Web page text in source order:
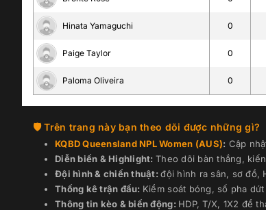
Hinata Yamaguchi 0
Paige Taylor 0
Paloma Oliveira 0
Trên trang này bạn theo dõi được những gì?
KQBDQueensland NPL Women (AUS): Cập
Diễn biến & Highlight: Theo dõi bàn thắng,
Đội hình & chiến thuật:đội hình ra sân, sơ đồ,
Thống kê trận đấu: Kiểm soát bóng, số pha
Thông tin kèo & biến động: HDP, T/X, 1X2 để